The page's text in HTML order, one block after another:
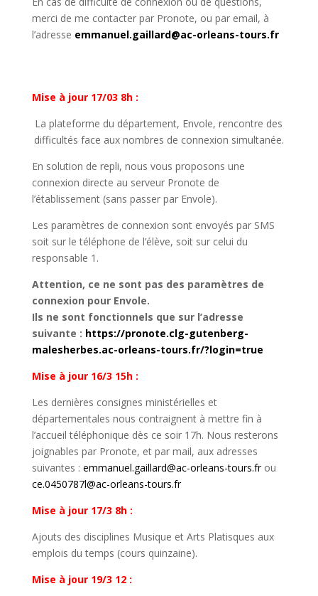
merci de me contacter par Pronote, ou par email, à
l’adresse emmanuel.gaillard@ac-orleans-tours.fr
Mise à jour 17/03 8h :
La plateforme du département, Envole, rencontre des
difficultés face aux nombres de connexion simultanée.
En solution de repli, nous vous proposons une
connexion directe au serveur Pronote de
l’établissement (sans passer par Envole).
Les paramètres de connexion sont envoyés par SMS
soit sur le téléphone de l’élève, soit sur celui du
responsable 1.
Attention, ce ne sont pas des paramètres de
connexion pour Envole.
Ils ne sont fonctionnels que sur l’adresse
suivante : https://pronote.clg-gutenberg-
malesherbes.ac-orleans-tours.fr/?login=true
Mise à jour 16/3 15h :
Les dernières consignes ministérielles et
départementales nous contraignent à mettre fin à
l’accueil téléphonique dès ce soir 17h. Nous resterons
joignables par Pronote, et par mail, aux adresses
suivantes : emmanuel.gaillard@ac-orleans-tours.frou
ce.0450787l@ac-orleans-tours.fr
Mise à jour 17/3 8h :
Ajouts des disciplines Musique et Arts Platisques aux
emplois du temps (cours quinzaine).
Mise à jour 19/3 12 :